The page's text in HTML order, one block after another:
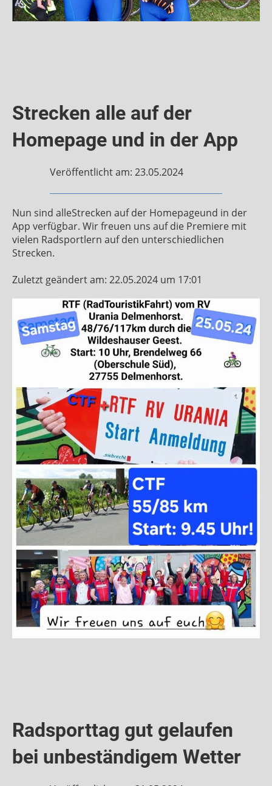
Strecken alle auf der
Homepage und in der App
Veröffentlicht am: 23.05.2024
Nun sind alleStrecken auf der Homepageund in der
App verfügbar. Wir freuen uns auf die Premiere mit
vielen Radsportlern auf den unterschiedlichen
Strecken.
Zuletzt geändert am: 22.05.2024 um 17:01
Radsporttag gut gelaufen
bei unbeständigem Wetter